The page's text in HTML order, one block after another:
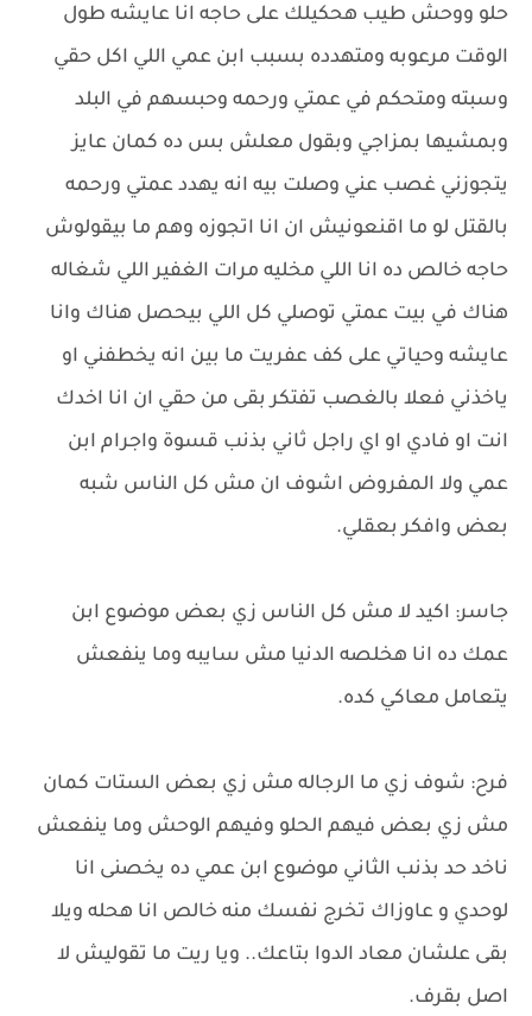
حلو ووحش طيب هحكيلك على حاجه انا عايشه طول
الوقت مرعوبه ومتهدده بسبب ابن عمي اللي اكل حقي
وسبته ومتحكم في عمتي ورحمه وحبسهم في البلد
وبمشيها بمزاجي وبقول معلش بس ده كمان عايز
يتجوزني غصب عني وصلت بيه انه يهدد عمتي ورحمه
بالقتل لو ما اقنعونيش ان انا اتجوزه وهم ما بيقولوش
حاجه خالص ده انا اللي مخليه مرات الغفير اللي شغاله
هناك في بيت عمتي توصلي كل اللي بيحصل هناك وانا
عايشه وحياتي على كف عفريت ما بين انه يخطفني او
ياخذني فعلا بالغصب تفتكر بقى من حقي ان انا اخدك
انت او فادي او اي راجل ثاني بذنب قسوة واجرام ابن
عمي ولا المفروض اشوف ان مش كل الناس شبه
بعض وافكر بعقلي.
جاسر: اكيد لا مش كل الناس زي بعض موضوع ابن
عمك ده انا هخلصه الدنيا مش سايبه وما ينفعش
يتعامل معاكي كده.
فرح: شوف زي ما الرجاله مش زي بعض الستات كمان
مش زي بعض فيهم الحلو وفيهم الوحش وما ينفعش
ناخد حد بذنب الثاني موضوع ابن عمي ده يخصنى انا
لوحدي و عاوزاك تخرج نفسك منه خالص انا هحله ويلا
بقى علشان معاد الدوا بتاعك.. ويا ريت ما تقوليش لا
اصل بقرف.